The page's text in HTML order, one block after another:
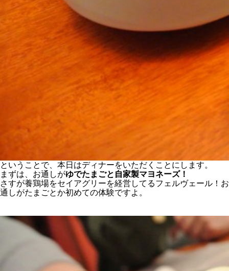
ということで、本日はディナーをいただくことにします。
まずは、お通しがゆでたまごと自家製マヨネーズ！
さすが養鶏場をセイアグリーを経営してるフェルヴェール！お
通しがたまごとか初めての体験ですよ。